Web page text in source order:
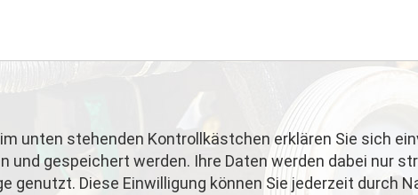
unten stehenden Kontrollkästchen erklären Sie sich
und gespeichert werden. Ihre Daten werden dabei nur
genutzt. Diese Einwilligung können Sie jederzeit durch